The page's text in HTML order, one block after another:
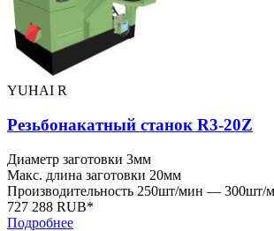
YUHAI R
Резьбонакатный станок R3-20Z
Диаметр заготовки 3мм
Макс. длина заготовки 20мм
Производительность 250шт/мин — 300шт/
727 288 RUB*
Подробнее